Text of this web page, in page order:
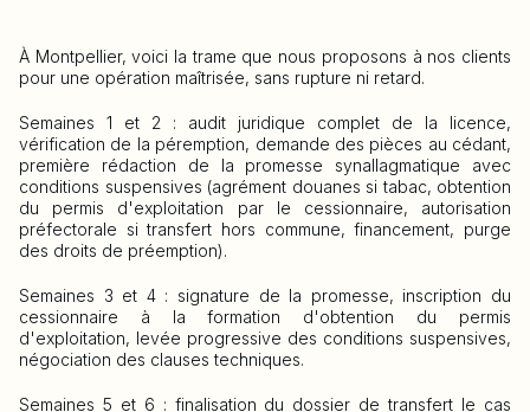
À Montpellier, voici la trame que nous proposons à nos clients
pour une opération maîtrisée, sans rupture ni retard.
Semaines 1 et 2 : audit juridique complet de la licence,
vérification de la péremption, demande des pièces au cédant,
première rédaction de la promesse synallagmatique avec
conditions suspensives (agrément douanes si tabac, obtention
du permis d'exploitation par le cessionnaire, autorisation
préfectorale si transfert hors commune, financement, purge
des droits de préemption).
Semaines 3 et 4 : signature de la promesse, inscription du
cessionnaire à la formation d'obtention du permis
d'exploitation, levée progressive des conditions suspensives,
négociation des clauses techniques.
Semaines 5 et 6 : finalisation du dossier de transfert le cas